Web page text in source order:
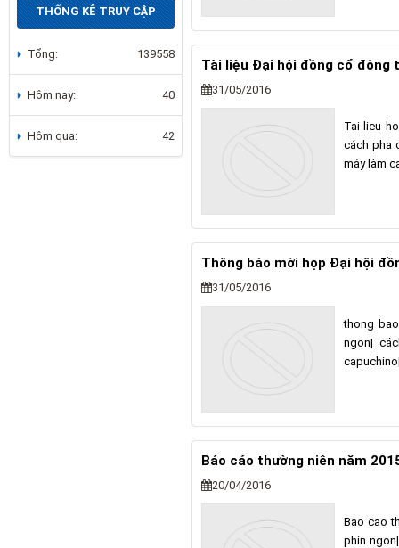
Tài liệu Đại hội đồng cổ đông
31/05/2016
Tai lieu
cách pha
máy làm
Thông báo mời họp Đại hội
31/05/2016
thong
ngon|
Báo cáo thường niên năm
20/04/2016
Bao cao
phin
THỐNG KÊ TRUY CẬP
139558
Tổng:
40
Hôm nay:
42
Hôm qua: